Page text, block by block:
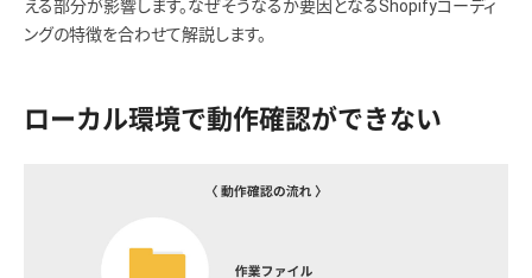
える部分が影響します。なぜそうなるか要因となるShopifyコーディ
ングの特徴を合わせて解説します。
ローカル環境で動作確認ができない